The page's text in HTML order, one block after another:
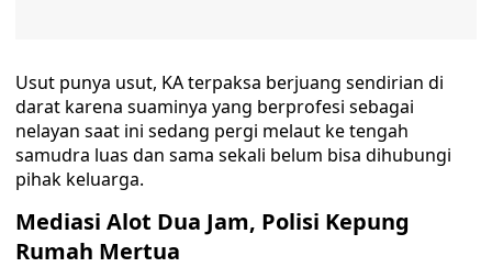
Usut punya usut, KA terpaksa berjuang sendirian di
darat karena suaminya yang berprofesi sebagai
nelayan saat ini sedang pergi melaut ke tengah
samudra luas dan sama sekali belum bisa dihubungi
pihak keluarga.
Mediasi Alot Dua Jam, Polisi Kepung
Rumah Mertua